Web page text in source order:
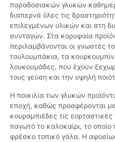
παραδοσιακών γλυκών
διαπερνά όλες τις
επιλεγμένων υλικών και στη
συνταγών. Στα κορυφαία
περιλαμβάνονται οι γνωστές
τουλουμπάκια, τα
λουκουμάδες, που έχουν
τους γεύση και την υψηλή
Η ποικιλία των γλυκών
εποχή, καθώς προσφέρονται
κουραμπιέδες τις
παγωτό το καλοκαίρι, το
φρέσκο τοπικό γάλα. Η